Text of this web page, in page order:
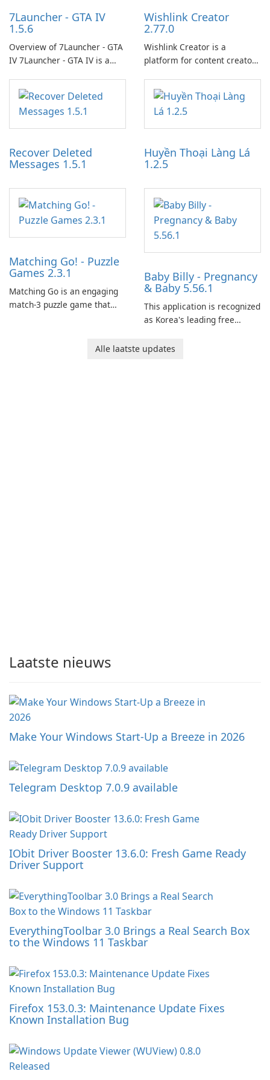
7Launcher - GTA IV
1.5.6
Overview of 7Launcher - GTA
IV 7Launcher - GTA IV is a
application designed to
optimize the gaming
experience for Grand Theft
Auto IV.
Wishlink Creator
2.77.0
Wishlink Creator is a
platform for content creators
work through built-in brand
partnerships and integrated
tools for content distribution
and audience engagement.
Recover Deleted
Messages 1.5.1
Huyền Thoại Làng Lá
1.2.5
Matching Go! - Puzzle
Games 2.3.1
Matching Go is an engaging
match-3 puzzle game that
Ollie, on an adventurous
Baby Billy - Pregnancy
& Baby 5.56.1
This application is recognized
as Korea's leading free
baby tracking, offering
Alle laatste updates
Laatste nieuws
Make Your Windows Start-Up a Breeze in 2026
Telegram Desktop 7.0.9 available
IObit Driver Booster 13.6.0: Fresh Game Ready
Driver Support
EverythingToolbar 3.0 Brings a Real Search Box
to the Windows 11 Taskbar
Firefox 153.0.3: Maintenance Update Fixes
Known Installation Bug